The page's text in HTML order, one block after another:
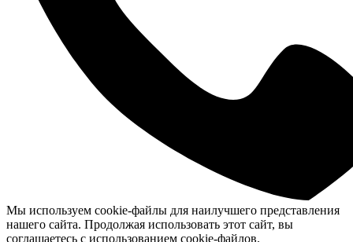
Мы используем cookie-файлы для наилучшего представления
нашего сайта. Продолжая использовать этот сайт, вы
соглашаетесь с использованием cookie-файлов.